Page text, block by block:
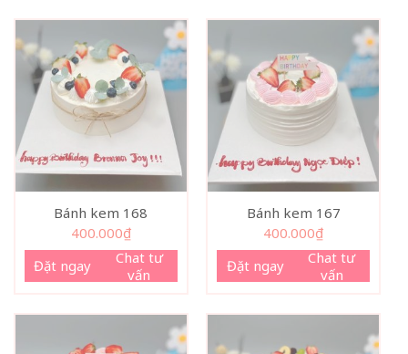
Bánh kem 168
400.000₫
Đặt ngay
Chat tư
vấn
Bánh kem 167
400.000₫
Đặt ngay
Chat tư
vấn